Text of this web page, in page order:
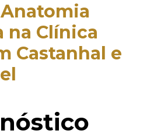
na Clínica
Castanhal e